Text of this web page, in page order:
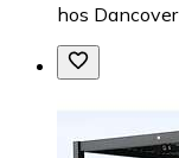
hos Dancover